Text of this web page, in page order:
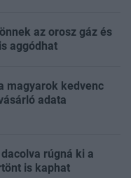
az orosz gáz és
aggódhat
magyarok kedvenc
adata
rúgná ki a
is kaphat